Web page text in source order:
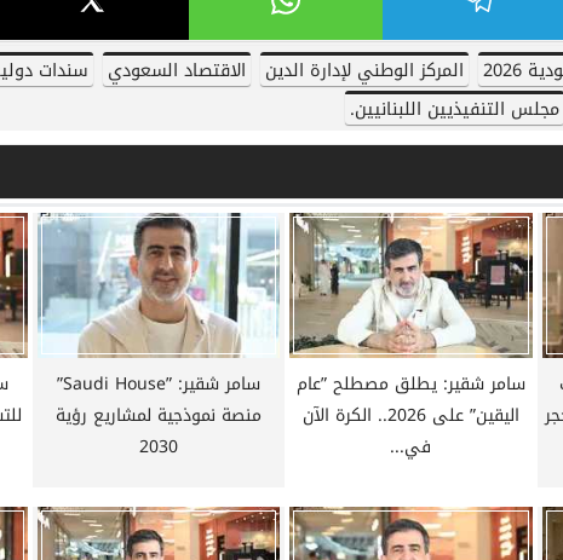
المركز الوطني لإدارة الدين الاقتصاد السعودي سندات
مجلس التنفيذيين اللبنانيين.
”حجر
سامر شقير: يطلق مصطلح ”عام
اليقين” على 2026.. الكرة الآن
في...
سامر شقير: ”Saudi House”
منصة نموذجية لمشاريع رؤية
2030